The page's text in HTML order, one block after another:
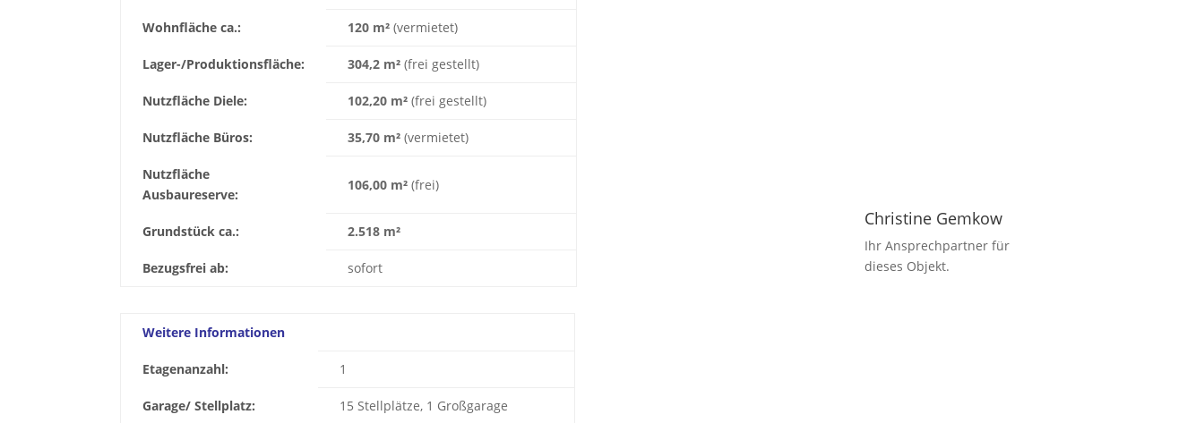
Wohnfläche ca.: 120 m² (vermietet)
Lager-/Produktionsfläche: 304,2 m²(frei gestellt)
Nutzfläche Diele: 102,20 m² (frei gestellt)
Nutzfläche Büros: 35,70 m² (vermietet)
Nutzfläche
Ausbaureserve:
106,00 m² (frei)
Grundstück ca.: 2.518 m²
Bezugsfrei ab: sofort
Weitere Informationen
Etagenanzahl: 1
Garage/ Stellplatz: 15 Stellplätze, 1 Großgarage
Christine Gemkow
Ihr Ansprechpartner für
dieses Objekt.